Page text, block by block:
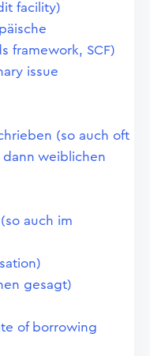
facility)
framework, SCF)
issue
(so auch oft
weiblichen
auch im
gesagt)
of borrowing